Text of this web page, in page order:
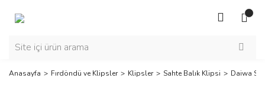
Anasayfa Fırdöndü ve Klipsler Klipsler Sahte Balık Klipsi Daiwa